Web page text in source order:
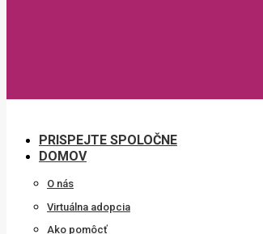
PRISPEJTE SPOLOČNE
DOMOV
O nás
Virtuálna adopcia
Ako pomôcť